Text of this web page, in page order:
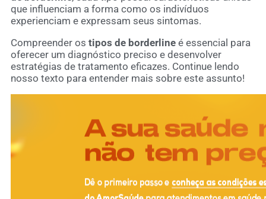
que influenciam a forma como os indivíduos
experienciam e expressam seus sintomas.
Compreender os tipos de borderline é essencial para
oferecer um diagnóstico preciso e desenvolver
estratégias de tratamento eficazes. Continue lendo
nosso texto para entender mais sobre este assunto!